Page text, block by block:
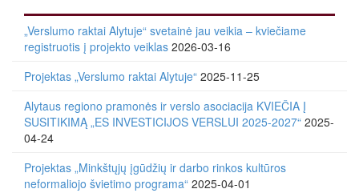
„Verslumo raktai Alytuje“ svetainė jau veikia – kviečiame
registruotis į projekto veiklas 2026-03-16
Projektas „Verslumo raktai Alytuje“ 2025-11-25
Alytaus regiono pramonės ir verslo asociacija KVIEČIA Į
SUSITIKIMĄ „ES INVESTICIJOS VERSLUI 2025-2027“ 2025-
04-24
Projektas „Minkštųjų įgūdžių ir darbo rinkos kultūros
neformaliojo švietimo programa“ 2025-04-01